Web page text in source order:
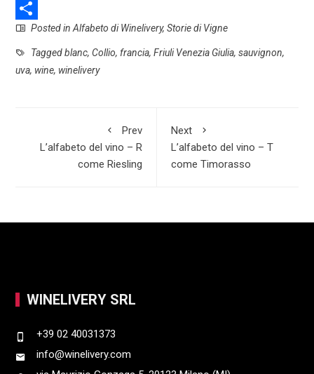
c
e
b
o
h
a
t
s
L
i
n
k
S
h
a
Posted inAlfabeto di Winelivery,Storie di Vigne
Taggedblanc, Collio, francia,Friuli Venezia Giulia,sauvignon,
uva, wine, winelivery
Prev
L’alfabeto del vino – R
come Riesling
Next
L’alfabeto del vino – T
come Timorasso
WINELIVERY SRL
+39 02 40031373
info@winelivery.com